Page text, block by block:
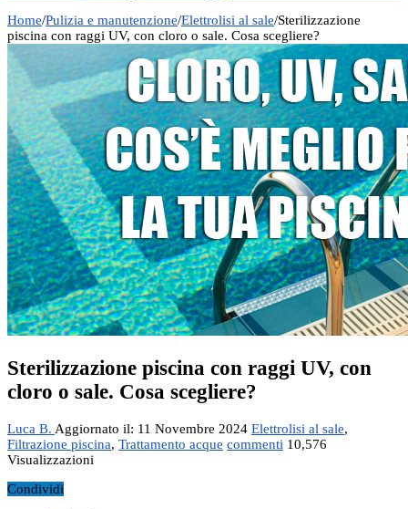
Home/Pulizia e manutenzione/Elettrolisi al sale/Sterilizzazione
piscina con raggi UV, con cloro o sale. Cosa scegliere?
Sterilizzazione piscina con raggi UV, con
cloro o sale. Cosa scegliere?
Luca B. Aggiornato il: 11 Novembre 2024 Elettrolisi al sale,
Filtrazione piscina, Trattamento acque commenti 10,576
Visualizzazioni
Condividi